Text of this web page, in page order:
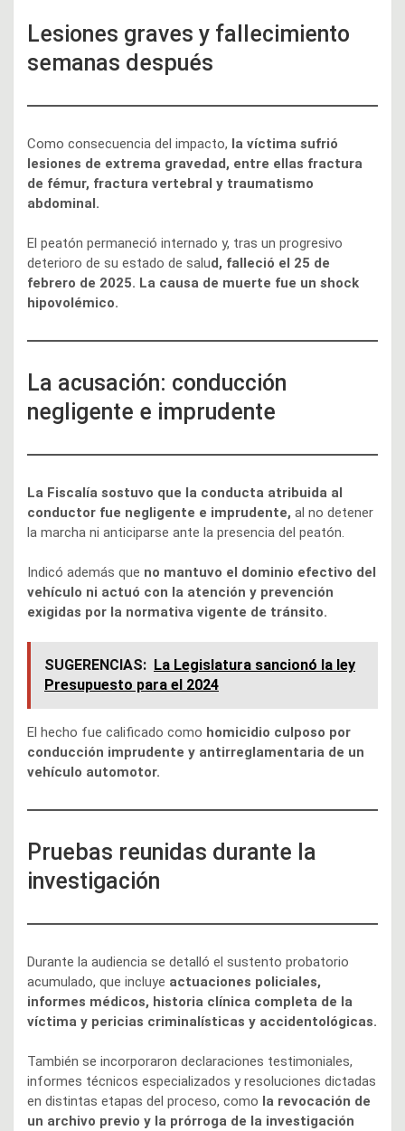
Lesiones graves y fallecimiento
semanas después
Como consecuencia del impacto, la víctima sufrió
lesiones de extrema gravedad, entre ellas fractura
de fémur, fractura vertebral y traumatismo
abdominal.
El peatón permaneció internado y, tras un progresivo
deterioro de su estado de salud, falleció el 25 de
febrero de 2025. La causa de muerte fue un shock
hipovolémico.
La acusación: conducción
negligente e imprudente
La Fiscalía sostuvo que la conducta atribuida al
conductor fue negligente e imprudente, al no detener
la marcha ni anticiparse ante la presencia del peatón.
Indicó además que no mantuvo el dominio efectivo del
vehículo ni actuó con la atención y prevención
exigidas por la normativa vigente de tránsito.
SUGERENCIAS: La Legislatura sancionó la ley
Presupuesto para el 2024
El hecho fue calificado como homicidio culposo por
conducción imprudente y antirreglamentaria de un
vehículo automotor.
Pruebas reunidas durante la
investigación
Durante la audiencia se detalló el sustento probatorio
acumulado, que incluye actuaciones policiales,
informes médicos, historia clínica completa de la
víctima y pericias criminalísticas y accidentológicas.
También se incorporaron declaraciones testimoniales,
informes técnicos especializados y resoluciones dictadas
en distintas etapas del proceso, como la revocación de
un archivo previo y la prórroga de la investigación